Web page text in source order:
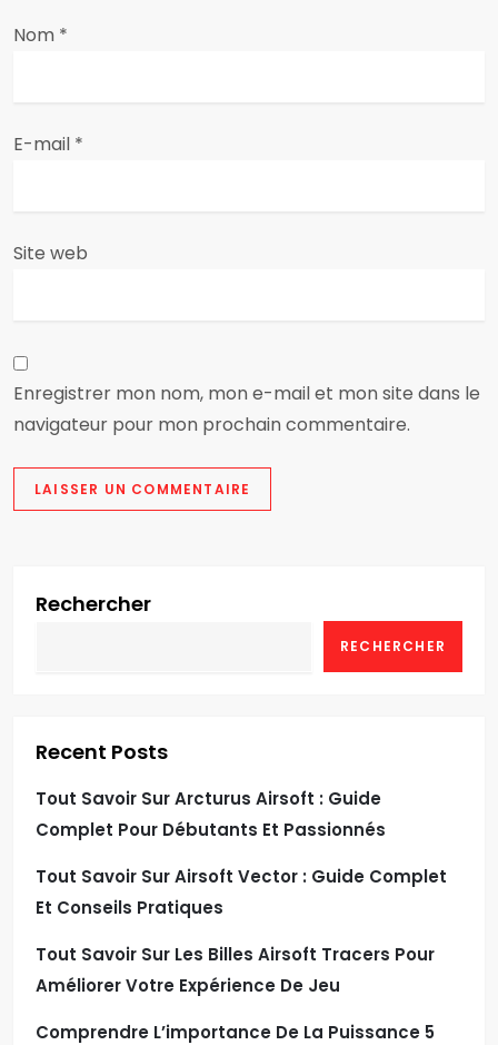
a
t
Nom *
E-mail *
Site web
Enregistrer mon nom, mon e-mail et mon site dans le
navigateur pour mon prochain commentaire.
Rechercher
RECHERCHER
Recent Posts
Tout Savoir Sur Arcturus Airsoft : Guide
Complet Pour Débutants Et Passionnés
Tout Savoir Sur Airsoft Vector : Guide Complet
Et Conseils Pratiques
Tout Savoir Sur Les Billes Airsoft Tracers Pour
Améliorer Votre Expérience De Jeu
Comprendre L’importance De La Puissance 5